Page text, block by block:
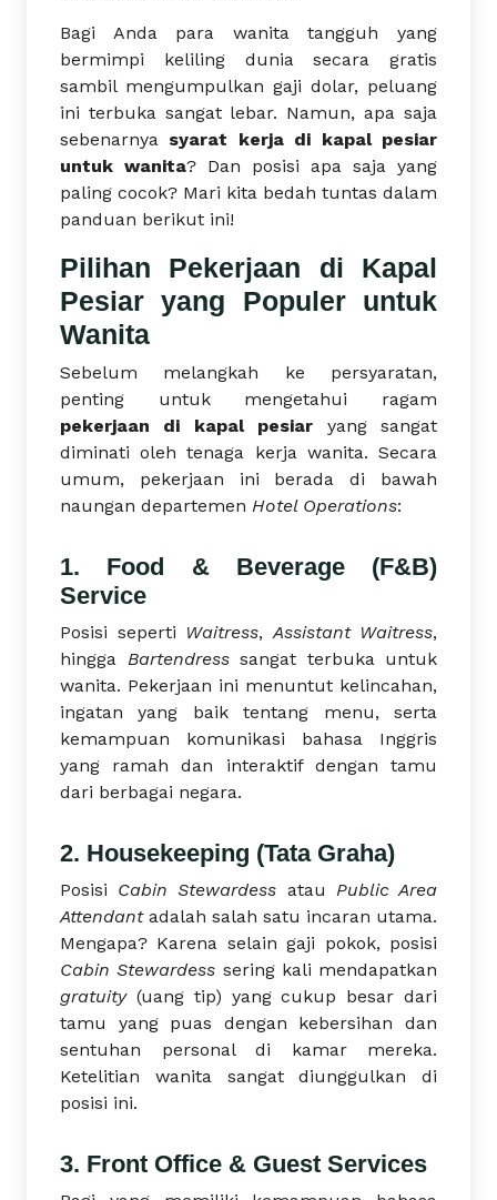
Bagi Anda para wanita tangguh yang
bermimpi keliling dunia secara gratis
sambil mengumpulkan gaji dolar, peluang
ini terbuka sangat lebar. Namun, apa saja
sebenarnya syarat kerja di kapal pesiar
untuk wanita? Dan posisi apa saja yang
paling cocok? Mari kita bedah tuntas dalam
panduan berikut ini!
Pilihan Pekerjaan di Kapal
Pesiar yang Populer untuk
Wanita
Sebelum melangkah ke persyaratan,
penting untuk mengetahui ragam
pekerjaan di kapal pesiar yang sangat
diminati oleh tenaga kerja wanita. Secara
umum, pekerjaan ini berada di bawah
naungan departemen Hotel Operations:
1. Food & Beverage (F&B)
Service
Posisi seperti Waitress,Assistant Waitress,
hingga Bartendresssangat terbuka untuk
wanita. Pekerjaan ini menuntut kelincahan,
ingatan yang baik tentang menu, serta
kemampuan komunikasi bahasa Inggris
yang ramah dan interaktif dengan tamu
dari berbagai negara.
2. Housekeeping (Tata Graha)
Posisi Cabin Stewardess atau Public Area
Attendantadalah salah satu incaran utama.
Mengapa? Karena selain gaji pokok, posisi
Cabin Stewardess sering kali mendapatkan
gratuity(uang tip) yang cukup besar dari
tamu yang puas dengan kebersihan dan
sentuhan personal di kamar mereka.
Ketelitian wanita sangat diunggulkan di
posisi ini.
3. Front Office & Guest Services